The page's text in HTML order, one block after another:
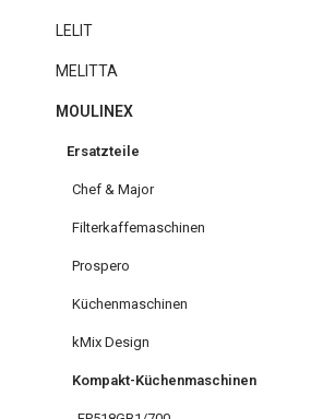
LELIT
MELITTA
MOULINEX
Ersatzteile
Chef & Major
Filterkaffemaschinen
Prospero
Küchenmaschinen
kMix Design
Kompakt-Küchenmaschinen